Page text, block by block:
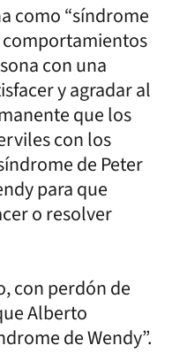
como “síndrome
comportamientos
con una
y agradar al
que los
con los
de Peter
para que
o resolver
con perdón de
Alberto
de Wendy”.